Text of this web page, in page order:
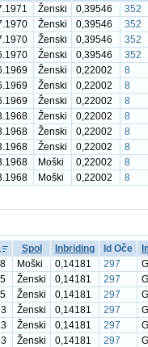
Ženski 0,39546 352
Ženski 0,39546 352
Ženski 0,39546 352
Ženski 0,39546 352
Ženski 0,22002 8
Ženski 0,22002 8
Ženski 0,22002 8
Ženski 0,22002 8
Ženski 0,22002 8
Ženski 0,22002 8
Moški 0,22002 8
Moški 0,22002 8
Spol Inbriding Id Oče
Moški 0,14181 297
Ženski 0,14181 297
Ženski 0,14181 297
Ženski 0,14181 297
Ženski 0,14181 297
Ženski 0,14181 297